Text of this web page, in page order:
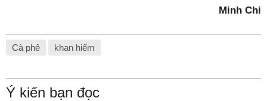
Minh Chi
Cà phê khan hiếm
Ý kiến bạn đọc